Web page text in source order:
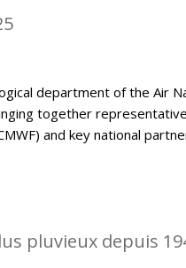
department of the Air
together
and key national
pluvieux depuis